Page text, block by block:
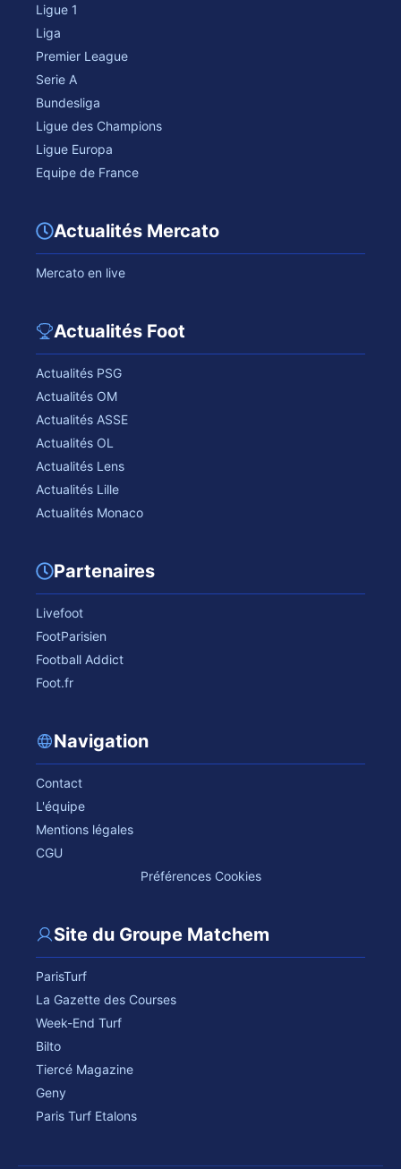
Ligue 1
Liga
Premier League
Serie A
Bundesliga
Ligue des Champions
Ligue Europa
Equipe de France
Actualités Mercato
Mercato en live
Actualités Foot
Actualités PSG
Actualités OM
Actualités ASSE
Actualités OL
Actualités Lens
Actualités Lille
Actualités Monaco
Partenaires
Livefoot
FootParisien
Football Addict
Foot.fr
Navigation
Contact
L'équipe
Mentions légales
CGU
Préférences Cookies
Site du Groupe Matchem
ParisTurf
La Gazette des Courses
Week-End Turf
Bilto
Tiercé Magazine
Geny
Paris Turf Etalons